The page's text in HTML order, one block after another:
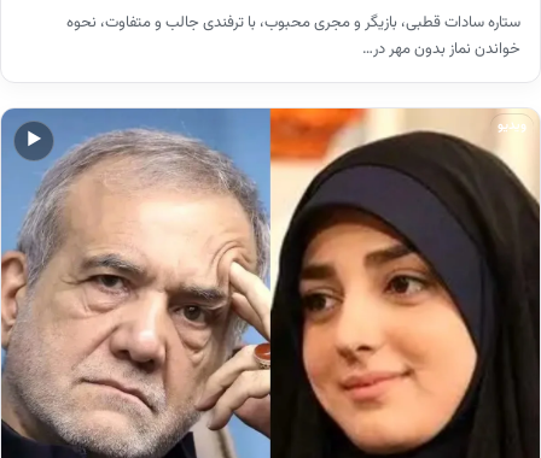
ستاره سادات قطبی، بازیگر و مجری محبوب، با ترفندی جالب و متفاوت، نحوه
خواندن نماز بدون مهر در…
▶
ویدیو